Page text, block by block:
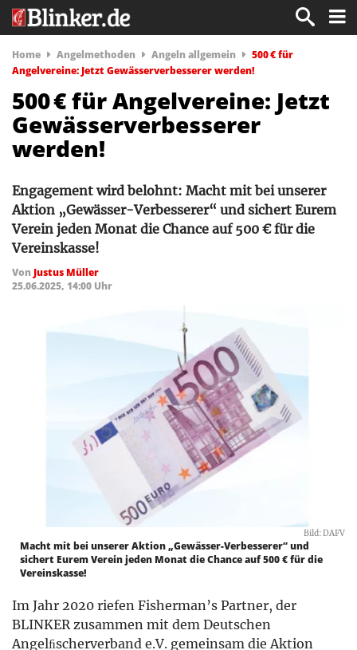
Home Angelmethoden Angeln allgemein
500 € für
Angelvereine: Jetzt Gewässerverbesserer werden!
500 € für Angelvereine: Jetzt
Gewässerverbesserer
werden!
Engagement wird belohnt: Macht mit bei unserer
Aktion „Gewässer-Verbesserer“ und sichert Eurem
Verein jeden Monat die Chance auf 500 € für die
Vereinskasse!
Von Justus Müller
25.06.2025, 14:00 Uhr
Bild: DAFV
Macht mit bei unserer Aktion „Gewässer-Verbesserer“ und
sichert Eurem Verein jeden Monat die Chance auf 500 € für die
Vereinskasse!
Im Jahr 2020 riefen Fisherman’s Partner, der
BLINKER zusammen mit dem Deutschen
Angelﬁscherverband e.V. gemeinsam die Aktion